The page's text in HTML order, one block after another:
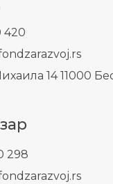
420
14 11000
298